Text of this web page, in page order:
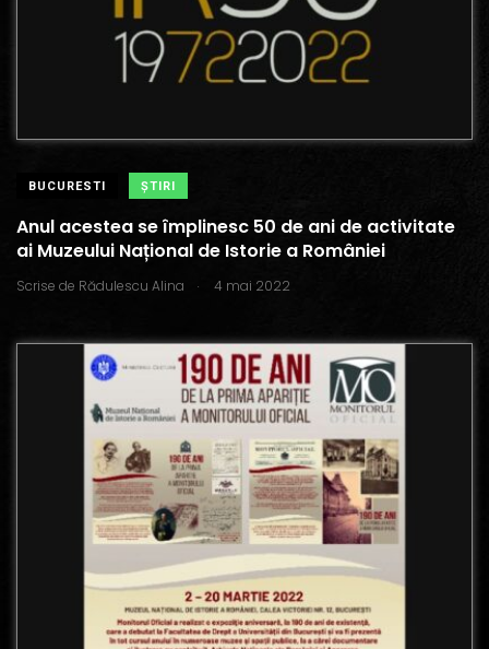
BUCURESTI ŞTIRI
Anul acestea se împlinesc 50 de ani de activitate
ai Muzeului Național de Istorie a României
Scrise de Rădulescu Alina . 4 mai 2022